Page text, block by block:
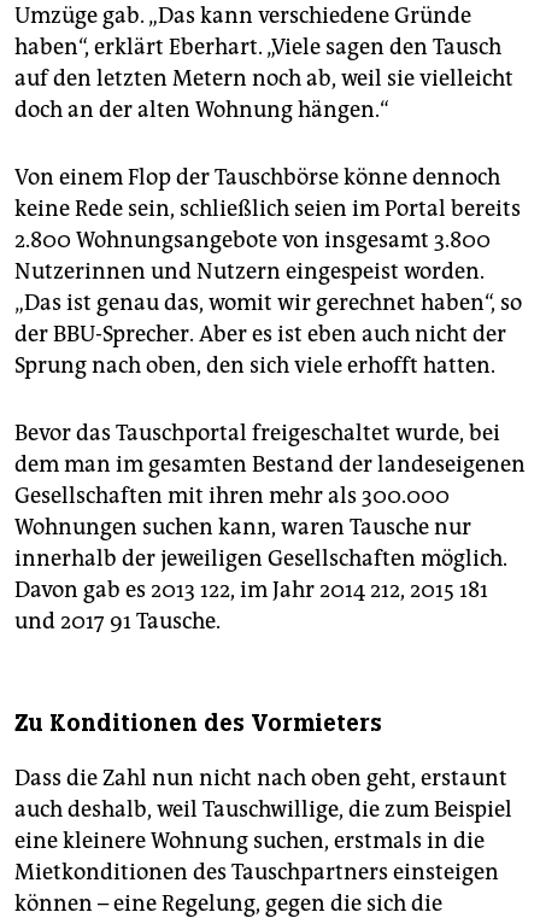
Umzüge gab. „Das kann verschiedene Gründe
haben“, erklärt Eberhart. „Viele sagen den Tausch
auf den letzten Metern noch ab, weil sie vielleicht
doch an der alten Wohnung hängen.“
Von einem Flop der Tauschbörse könne dennoch
keine Rede sein, schließlich seien im Portal bereits
2.800 Wohnungsangebote von insgesamt 3.800
Nutzerinnen und Nutzern eingespeist worden.
„Das ist genau das, womit wir gerechnet haben“, so
der BBU-Sprecher. Aber es ist eben auch nicht der
Sprung nach oben, den sich viele erhofft hatten.
Bevor das Tauschportal freigeschaltet wurde, bei
dem man im gesamten Bestand der landeseigenen
Gesellschaften mit ihren mehr als 300.000
Wohnungen suchen kann, waren Tausche nur
innerhalb der jeweiligen Gesellschaften möglich.
Davon gab es 2013 122, im Jahr 2014 212, 2015 181
und 2017 91 Tausche.
Zu Konditionen des Vormieters
Dass die Zahl nun nicht nach oben geht, erstaunt
auch deshalb, weil Tauschwillige, die zum Beispiel
eine kleinere Wohnung suchen, erstmals in die
Mietkonditionen des Tauschpartners einsteigen
können – eine Regelung, gegen die sich die